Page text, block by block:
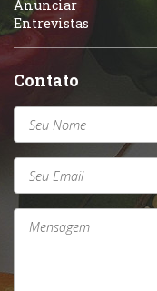
Anunciar
Entrevistas
Contato